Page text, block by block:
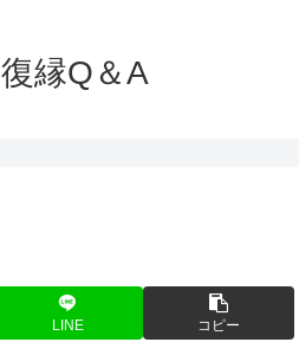
復縁Q＆A
LINE コピー